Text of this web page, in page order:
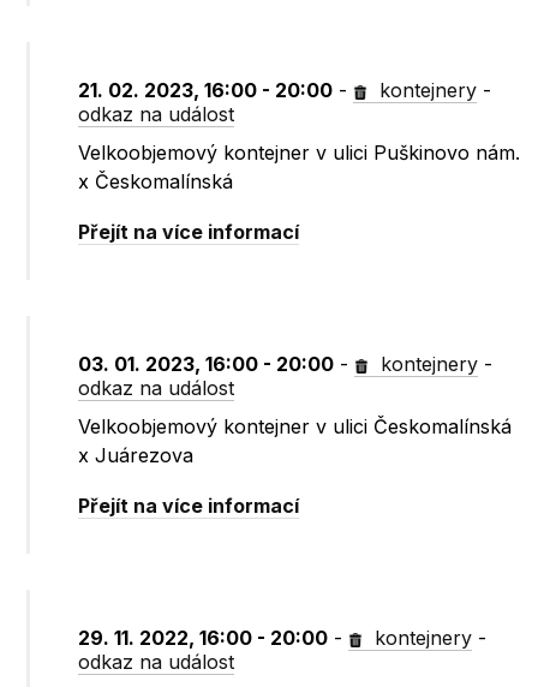
21. 02. 2023, 16:00 - 20:00 - kontejnery -
odkaz na událost
Velkoobjemový kontejner v ulici Puškinovo nám.
x Českomalínská
Přejít na více informací
03. 01. 2023, 16:00 - 20:00 - kontejnery -
odkaz na událost
Velkoobjemový kontejner v ulici Českomalínská
x Juárezova
Přejít na více informací
29. 11. 2022, 16:00 - 20:00 - kontejnery -
odkaz na událost